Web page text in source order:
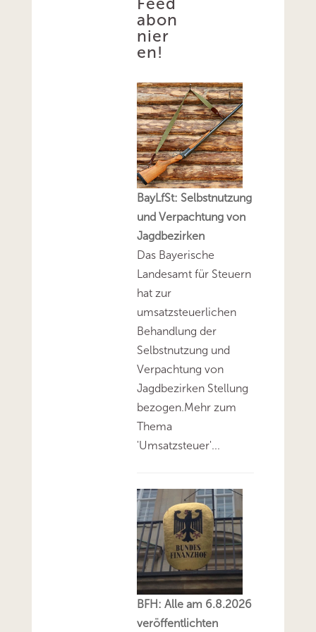
abon
nier
en!
BayLfSt: Selbstnutzung
und Verpachtung von
Jagdbezirken
Das Bayerische
Landesamt für Steuern
hat zur
umsatzsteuerlichen
Behandlung der
Selbstnutzung und
Verpachtung von
Jagdbezirken Stellung
bezogen.Mehr zum
Thema
'Umsatzsteuer'...
BFH: Alle am 6.8.2026
veröffentlichten